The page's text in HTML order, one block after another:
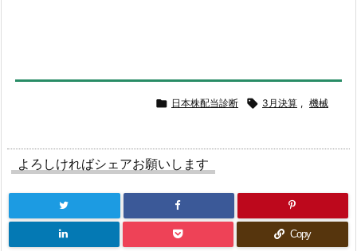
 日本株配当診断  3月決算 , 機械
よろしければシェアお願いします
Copy